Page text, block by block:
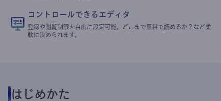
コントロールできるエディタ
登録や閲覧制限を自由に設定可能。どこまで無料で読めるか？など柔
軟に決められます。
はじめかた